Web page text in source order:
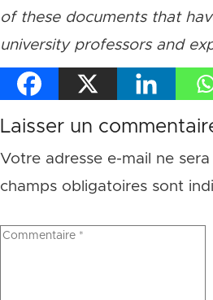
of these documents that
university professors and
Laisser un
Votre adresse e-mail ne
champs obligatoires sont